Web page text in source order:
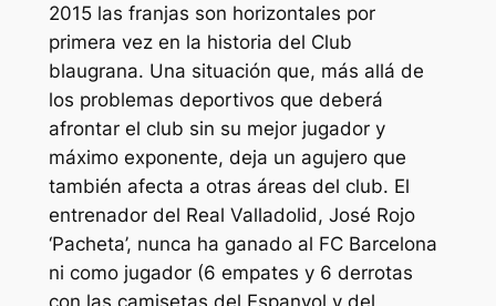
2015 las franjas son horizontales por
primera vez en la historia del Club
blaugrana. Una situación que, más allá de
los problemas deportivos que deberá
afrontar el club sin su mejor jugador y
máximo exponente, deja un agujero que
también afecta a otras áreas del club. El
entrenador del Real Valladolid, José Rojo
‘Pacheta’, nunca ha ganado al FC Barcelona
ni como jugador (6 empates y 6 derrotas
con las camisetas del Espanyol y del